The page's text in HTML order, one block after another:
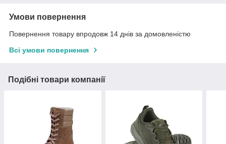
Умови повернення
Повернення товару впродовж 14 днів за домовленістю
Всі умови повернення
Подібні товари компанії